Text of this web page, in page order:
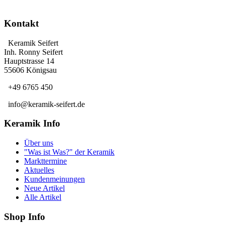
Kontakt
Keramik Seifert
Inh. Ronny Seifert
Hauptstrasse 14
55606 Königsau
+49 6765 450
info@keramik-seifert.de
Keramik Info
Über uns
"Was ist Was?" der Keramik
Markttermine
Aktuelles
Kundenmeinungen
Neue Artikel
Alle Artikel
Shop Info